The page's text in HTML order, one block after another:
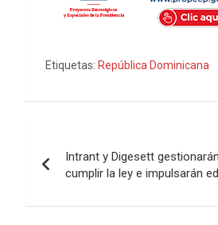
Etiquetas: República Dominicana
de
entradas
Intrant y Digesett
cumplir la ley e impulsarán